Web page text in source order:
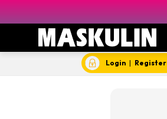
Login | Register